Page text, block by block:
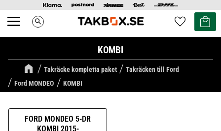
Meny search Favoriter
Kundvagn
KOMBI
Takräcke kompletta paket
Takräcken till Ford
Ford MONDEO
KOMBI
FORD MONDEO 5-DR
KOMBI 2015-